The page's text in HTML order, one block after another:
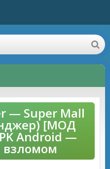
— Super Mall
[МОД
Android —
взломом